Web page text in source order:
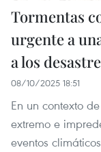
Tormentas
urgente a
a los
08/10/2025 18:51
En un contexto
extremo e
eventos